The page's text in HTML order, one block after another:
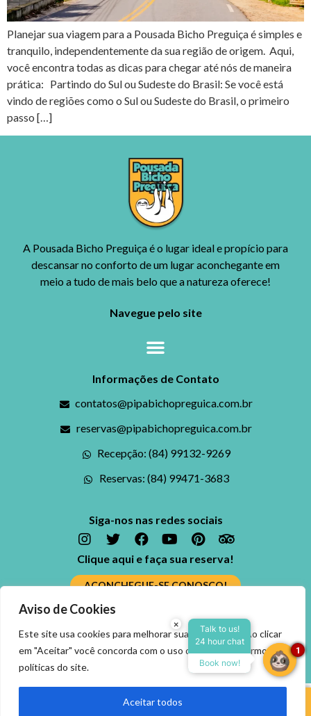
Aviso de Cookies
Este site usa cookies para melhorar sua experiência. Ao clicar
em "Aceitar" você concorda com o uso dos cookies, termos e
políticas do site.
Aceitar todos
Planejar sua viagem para a Pousada Bicho Preguiça é simples e
tranquilo, independentemente da sua região de origem. Aqui,
você encontra todas as dicas para chegar até nós de maneira
prática: Partindo do Sul ou Sudeste do Brasil: Se você está
vindo de regiões como o Sul ou Sudeste do Brasil, o primeiro
passo […]
A Pousada Bicho Preguiça é o lugar ideal e propício para
descansar no conforto de um lugar aconchegante em
meio a tudo de mais belo que a natureza oferece!
Navegue pelo site
Informações de Contato
contatos@pipabichopreguica.com.br
reservas@pipabichopreguica.com.br
Recepção: (84) 99132-9269
Reservas: (84) 99471-3683
Siga-nos nas redes sociais
Clique aqui e faça sua reserva!
ACONCHEGUE-SE CONOSCO!
Ficou alguma dúvida? Fale conosco
ENTRE EM CONTATO
Reserve agora, com o
melhor preço
garantido
Reservar Agora
×
Talk to us!
24 hour chat
Book now!
1